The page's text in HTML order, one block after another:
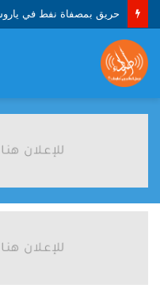
حريق بمصفاة نفط في